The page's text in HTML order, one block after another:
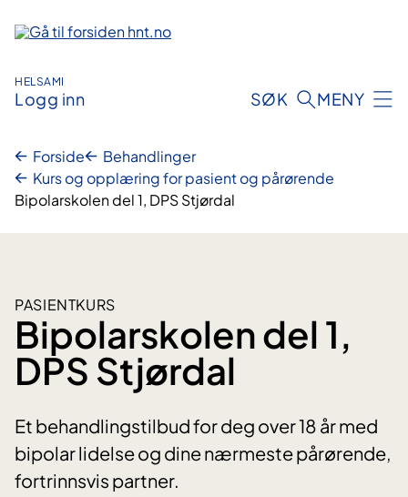
innhold
HELSAMI
Logg inn SØK MENY
Forside
Behandlinger
Kurs og opplæring for pasient og pårørende
Bipolarskolen del 1, DPS Stjørdal
PASIENTKURS
Bipolarskolen del 1,
DPS Stjørdal
Et behandlingstilbud for deg over 18 år med
bipolar lidelse og dine nærmeste pårørende,
fortrinnsvis partner.